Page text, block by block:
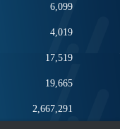
6,099
4,019
17,519
19,665
2,667,291